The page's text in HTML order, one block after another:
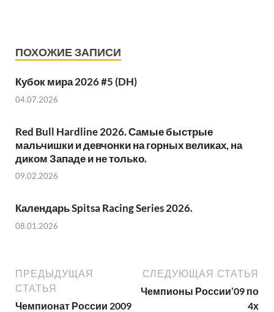
ПОХОЖИЕ ЗАПИСИ
Кубок мира 2026 #5 (DH)
04.07.2026
Red Bull Hardline 2026. Самые быстрые
мальчишки и девчонки на горных великах, на
диком Западе и не только.
09.02.2026
Календарь Spitsa Racing Series 2026.
08.01.2026
ПРЕДЫДУЩАЯ
СТАТЬЯ
Чемпионат России 2009
СЛЕДУЮЩАЯ СТАТЬЯ
Чемпионы России’09 по
4х